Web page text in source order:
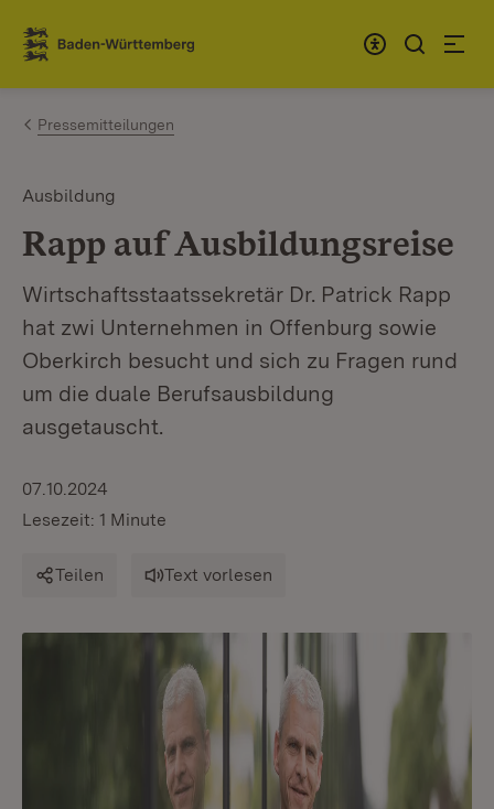
Zum Inhalt springen
Link zur Startseite
Pressemitteilungen
Ausbildung
Rapp auf Ausbildungsreise
Wirtschaftsstaatssekretär Dr. Patrick Rapp
hat zwi Unternehmen in Offenburg sowie
Oberkirch besucht und sich zu Fragen rund
um die duale Berufsausbildung
ausgetauscht.
07.10.2024
Lesezeit: 1 Minute
Teilen Text vorlesen